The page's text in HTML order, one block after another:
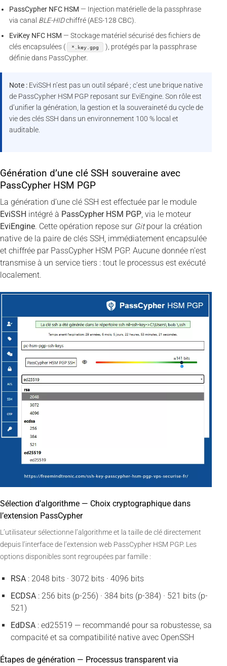
PassCypher NFC HSM — Injection matérielle de la passphrase
via canal BLE-HIDchiffré (AES-128 CBC).
EviKey NFC HSM — Stockage matériel sécurisé des fichiers de
clés encapsulées (
*.key.gpg
), protégés par la passphrase
définie dans PassCypher.
Note : EviSSH n’est pas un outil séparé ; c’est une brique native
de PassCypher HSM PGP reposant sur EviEngine. Son rôle est
d’unifier la génération, la gestion et la souveraineté du cycle de
vie des clés SSH dans un environnement 100 % local et
auditable.
Génération d’une clé SSH souveraine avec
PassCypher HSM PGP
La génération d’une clé SSH est effectuée par le module
EviSSH intégré à PassCypher HSM PGP, via le moteur
EviEngine. Cette opération repose sur Gitpour la création
native de la paire de clés SSH, immédiatement encapsulée
et chiffrée par PassCypher HSM PGP. Aucune donnée n’est
transmise à un service tiers : tout le processus est exécuté
localement.
Sélection d’algorithme — Choix cryptographique dans
l’extension PassCypher
L’utilisateur sélectionne l’algorithme et la taille de clé directement
depuis l’interface de l’extension web PassCypher HSM PGP. Les
options disponibles sont regroupées par famille :
RSA: 2048 bits · 3072 bits · 4096 bits
ECDSA: 256 bits (p-256) · 384 bits (p-384) · 521 bits (p-
521)
EdDSA: ed25519 — recommandé pour sa robustesse, sa
compacité et sa compatibilité native avec OpenSSH
Étapes de génération — Processus transparent via